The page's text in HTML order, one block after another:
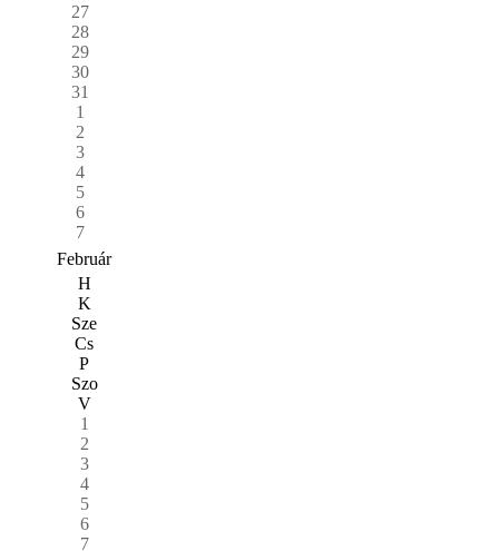
27
28
29
30
31
1
2
3
4
5
6
7
Február
H
K
Sze
Cs
P
Szo
V
1
2
3
4
5
6
7